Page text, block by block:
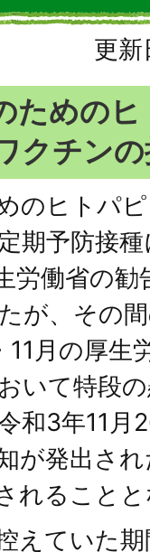
更
ための
クチン
のヒトパ
期予防接
労働省の勧
が、その
月の厚生
いて特段
和3年11月
が発出さ
れること
えていた